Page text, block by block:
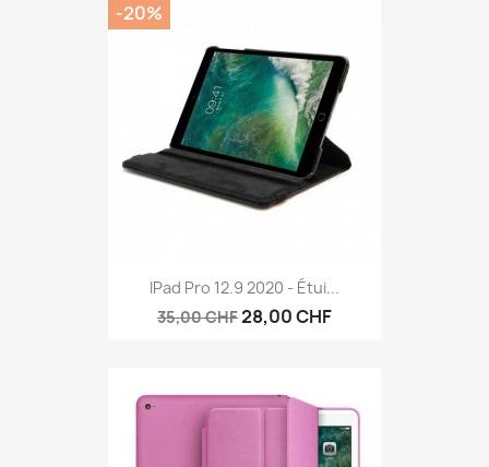
IPad Pro 12.9 2020 - Étui...
35,00 CHF28,00 CHF
-20%